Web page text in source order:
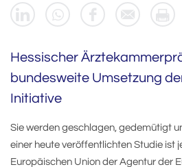
Hessischer
bundesweite Umsetzung
Initiative
Sie werden geschlagen, gedemütigt
einer heute veröffentlichten Studie ist
Europäischen Union der Agentur der